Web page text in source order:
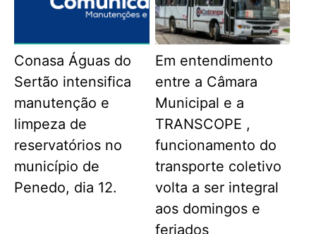
Conasa Águas do
Sertão intensifica
manutenção e
limpeza de
reservatórios no
município de
Penedo, dia 12.
Em entendimento
entre a Câmara
Municipal e a
TRANSCOPE ,
funcionamento do
transporte coletivo
volta a ser integral
aos domingos e
feriados